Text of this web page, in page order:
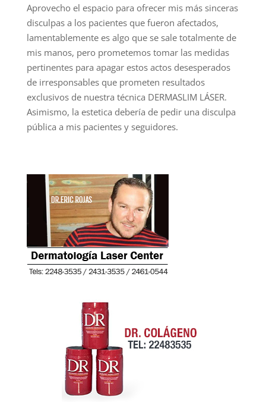
Aprovecho el espacio para ofrecer mis más sinceras
disculpas a los pacientes que fueron afectados,
lamentablemente es algo que se sale totalmente de
mis manos, pero prometemos tomar las medidas
pertinentes para apagar estos actos desesperados
de irresponsables que prometen resultados
exclusivos de nuestra técnica DERMASLIM LÁSER.
Asimismo, la estetica debería de pedir una disculpa
pública a mis pacientes y seguidores.